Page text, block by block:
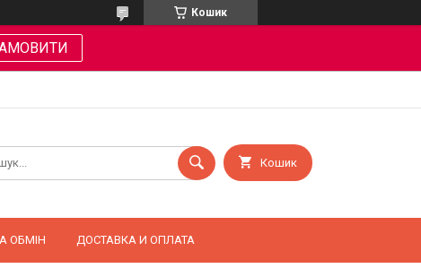
Кошик
Кошик
ОБМІН ДОСТАВКА И ОПЛАТА